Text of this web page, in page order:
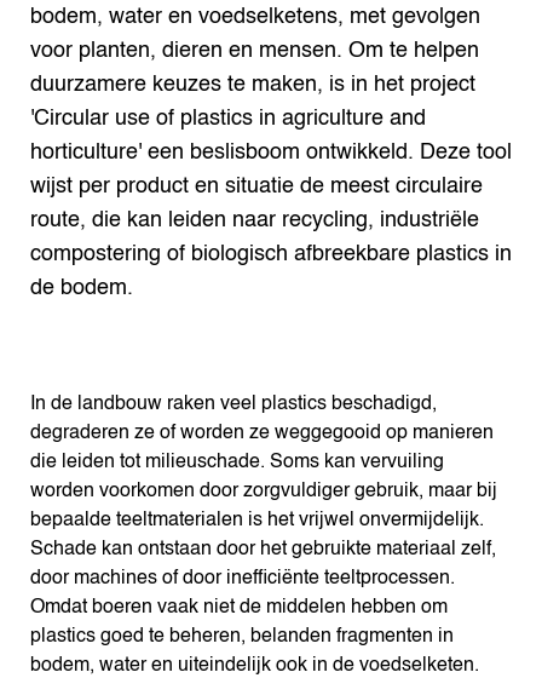
bodem, water en voedselketens, met gevolgen
voor planten, dieren en mensen. Om te helpen
duurzamere keuzes te maken, is in het project
'Circular use of plastics in agriculture and
horticulture' een beslisboom ontwikkeld. Deze tool
wijst per product en situatie de meest circulaire
route, die kan leiden naar recycling, industriële
compostering of biologisch afbreekbare plastics in
de bodem.
In de landbouw raken veel plastics beschadigd,
degraderen ze of worden ze weggegooid op manieren
die leiden tot milieuschade. Soms kan vervuiling
worden voorkomen door zorgvuldiger gebruik, maar bij
bepaalde teeltmaterialen is het vrijwel onvermijdelijk.
Schade kan ontstaan door het gebruikte materiaal zelf,
door machines of door inefficiënte teeltprocessen.
Omdat boeren vaak niet de middelen hebben om
plastics goed te beheren, belanden fragmenten in
bodem, water en uiteindelijk ook in de voedselketen.